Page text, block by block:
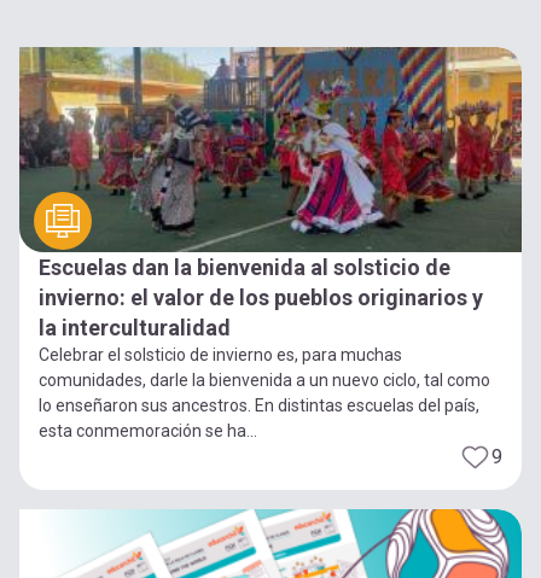
Escuelas dan la bienvenida al solsticio de
invierno: el valor de los pueblos originarios y
la interculturalidad
Celebrar el solsticio de invierno es, para muchas
comunidades, darle la bienvenida a un nuevo ciclo, tal como
lo enseñaron sus ancestros. En distintas escuelas del país,
esta conmemoración se ha...
9